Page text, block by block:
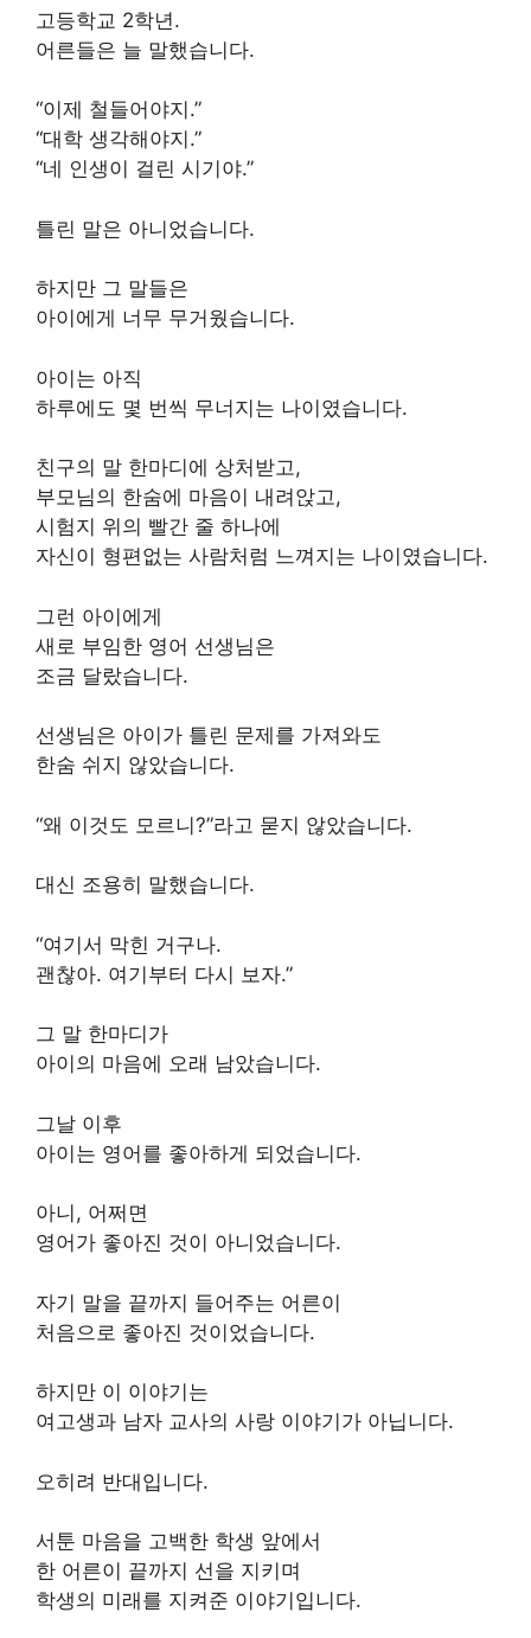
고등학교 2학년.
어른들은 늘 말했습니다.
“이제 철들어야지.”
“대학 생각해야지.”
“네 인생이 걸린 시기야.”
틀린 말은 아니었습니다.
하지만 그 말들은
아이에게 너무 무거웠습니다.
아이는 아직
하루에도 몇 번씩 무너지는 나이였습니다.
친구의 말 한마디에 상처받고,
부모님의 한숨에 마음이 내려앉고,
시험지 위의 빨간 줄 하나에
자신이 형편없는 사람처럼 느껴지는 나이였습니다.
그런 아이에게
새로 부임한 영어 선생님은
조금 달랐습니다.
선생님은 아이가 틀린 문제를 가져와도
한숨 쉬지 않았습니다.
“왜 이것도 모르니?”라고 묻지 않았습니다.
대신 조용히 말했습니다.
“여기서 막힌 거구나.
괜찮아. 여기부터 다시 보자.”
그 말 한마디가
아이의 마음에 오래 남았습니다.
그날 이후
아이는 영어를 좋아하게 되었습니다.
아니, 어쩌면
영어가 좋아진 것이 아니었습니다.
자기 말을 끝까지 들어주는 어른이
처음으로 좋아진 것이었습니다.
하지만 이 이야기는
여고생과 남자 교사의 사랑 이야기가 아닙니다.
오히려 반대입니다.
서툰 마음을 고백한 학생 앞에서
한 어른이 끝까지 선을 지키며
학생의 미래를 지켜준 이야기입니다.